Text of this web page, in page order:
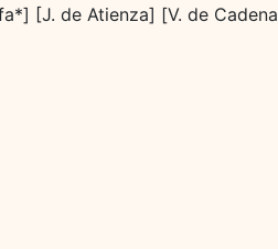
[J. de Atienza] [V. de